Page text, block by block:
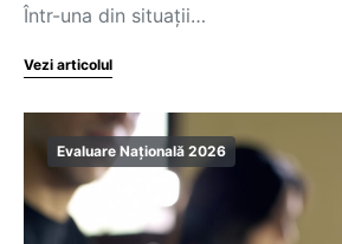
Într-una din situații…
Vezi articolul
Evaluare Națională 2026